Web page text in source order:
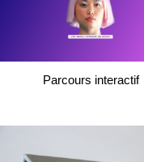
Parcours interactif